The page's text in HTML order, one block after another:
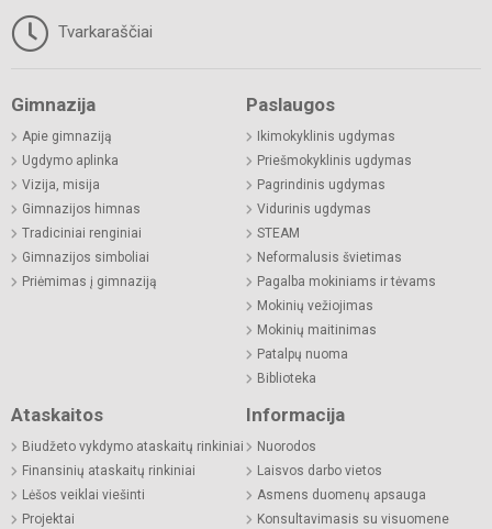
Tvarkaraščiai
Gimnazija
Apie gimnaziją
Ugdymo aplinka
Vizija, misija
Gimnazijos himnas
Tradiciniai renginiai
Gimnazijos simboliai
Priėmimas į gimnaziją
Paslaugos
Ikimokyklinis ugdymas
Priešmokyklinis ugdymas
Pagrindinis ugdymas
Vidurinis ugdymas
STEAM
Neformalusis švietimas
Pagalba mokiniams ir tėvams
Mokinių vežiojimas
Mokinių maitinimas
Patalpų nuoma
Biblioteka
Ataskaitos
Biudžeto vykdymo ataskaitų rinkiniai
Finansinių ataskaitų rinkiniai
Lėšos veiklai viešinti
Projektai
Informacija
Nuorodos
Laisvos darbo vietos
Asmens duomenų apsauga
Konsultavimasis su visuomene